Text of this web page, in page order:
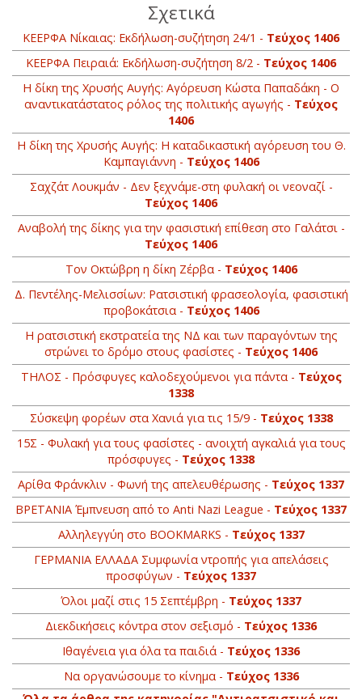
Σχετικά
ΚΕΕΡΦΑ Νίκαιας: Εκδήλωση-συζήτηση 24/1 - Τεύχος 1406
ΚΕΕΡΦΑ Πειραιά: Εκδήλωση-συζήτηση 8/2 - Τεύχος 1406
Η δίκη της Χρυσής Αυγής: Αγόρευση Κώστα Παπαδάκη - Ο
αναντικατάστατος ρόλος της πολιτικής αγωγής - Τεύχος
1406
Η δίκη της Χρυσής Αυγής: H καταδικαστική αγόρευση του Θ.
Καμπαγιάννη - Τεύχος 1406
Σαχζάτ Λουκμάν - Δεν ξεχνάμε-στη φυλακή οι νεοναζί -
Τεύχος 1406
Αναβολή της δίκης για την φασιστική επίθεση στο Γαλάτσι -
Τεύχος 1406
Τον Οκτώβρη η δίκη Ζέρβα - Τεύχος 1406
Δ. Πεντέλης-Μελισσίων: Ρατσιστική φρασεολογία, φασιστική
προβοκάτσια - Τεύχος 1406
Η ρατσιστική εκστρατεία της ΝΔ και των παραγόντων της
στρώνει το δρόμο στους φασίστες - Τεύχος 1406
ΤΗΛΟΣ - Πρόσφυγες καλοδεχούμενοι για πάντα - Τεύχος
1338
Σύσκεψη φορέων στα Χανιά για τις 15/9 - Τεύχος 1338
15Σ - Φυλακή για τους φασίστες - ανοιχτή αγκαλιά για τους
πρόσφυγες - Τεύχος 1338
Αρίθα Φράνκλιν - Φωνή της απελευθέρωσης - Τεύχος 1337
BΡETANIA Έμπνευση από το Anti Nazi League - Τεύχος 1337
Αλληλεγγύη στο ΒOOKMARKS - Τεύχος 1337
ΓΕΡΜΑΝΙΑ ΕΛΛΑΔΑ Συμφωνία ντροπής για απελάσεις
προσφύγων - Τεύχος 1337
Όλοι μαζί στις 15 Σεπτέμβρη - Τεύχος 1337
Διεκδικήσεις κόντρα στον σεξισμό - Τεύχος 1336
Ιθαγένεια για όλα τα παιδιά - Τεύχος 1336
Να οργανώσουμε το κίνημα - Τεύχος 1336